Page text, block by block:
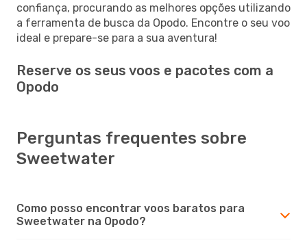
confiança, procurando as melhores opções utilizando
a ferramenta de busca da Opodo. Encontre o seu voo
ideal e prepare-se para a sua aventura!
Reserve os seus voos e pacotes com a
Opodo
Perguntas frequentes sobre
Sweetwater
Como posso encontrar voos baratos para
Sweetwater na Opodo?